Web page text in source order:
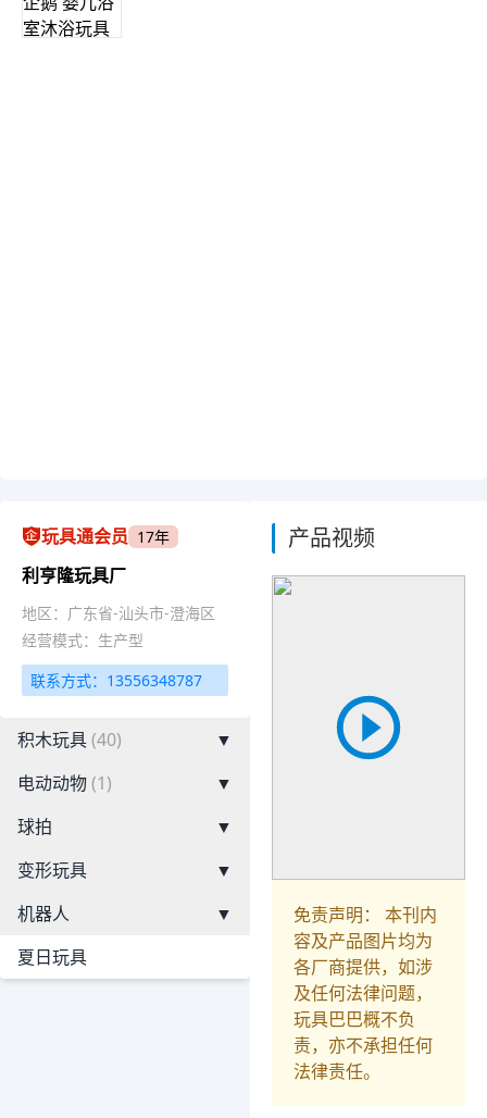
玩具通会员 17年
利亨隆玩具厂
地区：广东省-汕头市-澄海区
经营模式：生产型
联系方式：13556348787
积木玩具(40)
▼
电动动物(1)
▼
球拍
▼
变形玩具
▼
机器人
▼
夏日玩具
产品视频
免责声明： 本刊内
容及产品图片均为
各厂商提供，如涉
及任何法律问题，
玩具巴巴概不负
责，亦不承担任何
法律责任。